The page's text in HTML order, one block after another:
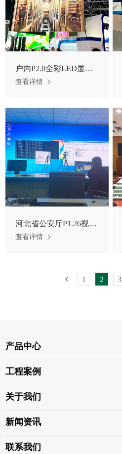
户内P2.0全彩LED显示屏
查看详情
河北省公安厅P1.26视频会议，安防监控，反恐指挥中心用LED显示
查看详情
1 2 3
产品中心
工程案例
关于我们
新闻资讯
联系我们